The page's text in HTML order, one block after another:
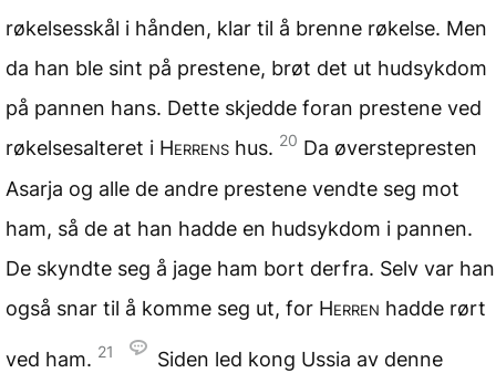
røkelsesskål i hånden, klar til å brenne røkelse. Men
da han ble sint på prestene, brøt det ut hudsykdom
på pannen hans. Dette skjedde foran prestene ved
røkelsesalteret i Herrens hus. 20 Da øverstepresten
Asarja og alle de andre prestene vendte seg mot
ham, så de at han hadde en hudsykdom i pannen.
De skyndte seg å jage ham bort derfra. Selv var han
også snar til å komme seg ut, for Herren hadde rørt
ved ham. 21
Siden led kong Ussia av denne